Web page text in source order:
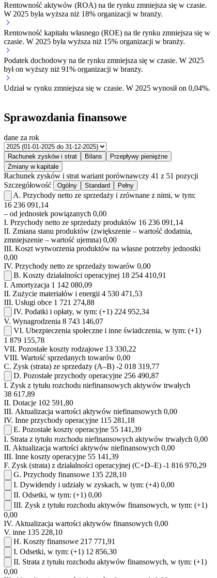
Rentowność aktywów (ROA) na tle rynku zmniejsza się w czasie.
W 2025 była wyższa niż 18% organizacji w branży.
Rentowność kapitału własnego (ROE) na tle rynku zmniejsza się w
czasie. W 2025 była wyższa niż 15% organizacji w branży.
Podatek dochodowy na tle rynku zmniejsza się w czasie. W 2025
był on wyższy niż 91% organizacji w branży.
Udział w rynku zmniejsza się w czasie. W 2025 wynosił on 0,04%.
Sprawozdania finansowe
dane za rok
Rachunek zysków i strat Bilans
Przepływy pieniężne
Zmiany w kapitale
Rachunek zysków i strat wariant porównawczy 41 z 51 pozycji
Szczegółowość
Ogólny Standard Pełny
A. Przychody netto ze sprzedaży i zrównane z nimi, w tym:
16 236 091,14
– od jednostek powiązanych 0,00
I. Przychody netto ze sprzedaży produktów 16 236 091,14
II. Zmiana stanu produktów (zwiększenie – wartość dodatnia,
zmniejszenie – wartość ujemna) 0,00
III. Koszt wytworzenia produktów na własne potrzeby jednostki
0,00
IV. Przychody netto ze sprzedaży towarów 0,00
B. Koszty działalności operacyjnej 18 254 410,91
I. Amortyzacja 1 142 080,09
II. Zużycie materiałów i energii 4 530 471,53
III. Usługi obce 1 721 274,88
IV. Podatki i opłaty, w tym: (+1) 224 952,34
V. Wynagrodzenia 8 743 146,07
VI. Ubezpieczenia społeczne i inne świadczenia, w tym: (+1)
1 879 155,78
VII. Pozostałe koszty rodzajowe 13 330,22
VIII. Wartość sprzedanych towarów 0,00
C. Zysk (strata) ze sprzedaży (A–B) -2 018 319,77
D. Pozostałe przychody operacyjne 256 490,87
I. Zysk z tytułu rozchodu niefinansowych aktywów trwałych
38 617,89
II. Dotacje 102 591,80
III. Aktualizacja wartości aktywów niefinansowych 0,00
IV. Inne przychody operacyjne 115 281,18
E. Pozostałe koszty operacyjne 55 141,39
I. Strata z tytułu rozchodu niefinansowych aktywów trwałych 0,00
II. Aktualizacja wartości aktywów niefinansowych 0,00
III. Inne koszty operacyjne 55 141,39
F. Zysk (strata) z działalności operacyjnej (C+D–E) -1 816 970,29
G. Przychody finansowe 135 228,10
I. Dywidendy i udziały w zyskach, w tym: (+4) 0,00
II. Odsetki, w tym: (+1) 0,00
III. Zysk z tytułu rozchodu aktywów finansowych, w tym: (+1)
0,00
IV. Aktualizacja wartości aktywów finansowych 0,00
V. inne 135 228,10
H. Koszty finansowe 217 771,91
I. Odsetki, w tym: (+1) 12 856,30
II. Strata z tytułu rozchodu aktywów finansowych, w tym: (+1)
0,00